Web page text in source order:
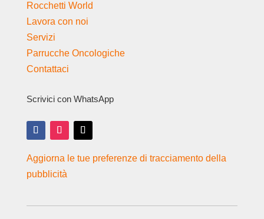
Rocchetti World
Lavora con noi
Servizi
Parrucche Oncologiche
Contattaci
Scrivici con WhatsApp
Aggiorna le tue preferenze di tracciamento della
pubblicità